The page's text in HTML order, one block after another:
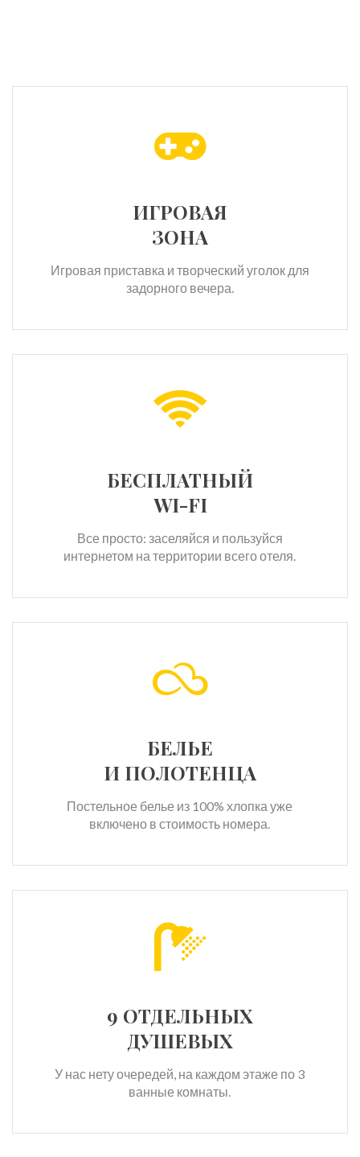
ИГРОВАЯ
ЗОНА
Игровая приставка и творческий уголок для
задорного вечера.
БЕСПЛАТНЫЙ
WI-FI
Все просто: заселяйся и пользуйся
интернетом на территории всего отеля.
БЕЛЬЕ
И ПОЛОТЕНЦА
Постельное белье из 100% хлопка уже
включено в стоимость номера.
9 ОТДЕЛЬНЫХ
ДУШЕВЫХ
У нас нету очередей, на каждом этаже по 3
ванные комнаты.